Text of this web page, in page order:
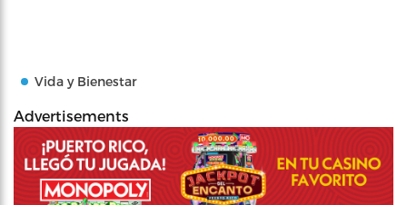
Vida y Bienestar
Advertisements